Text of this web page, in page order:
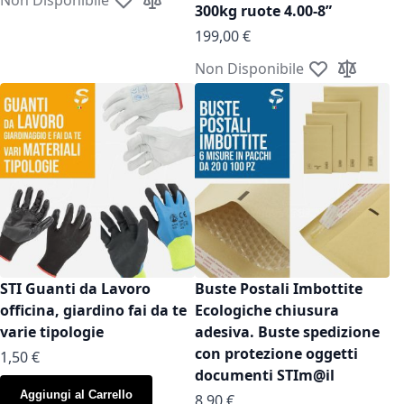
Aggiungi alla lista desideri
Aggiungi al confronto
300kg ruote 4.00-8”
199,00 €
Non Disponibile Aggiungi alla
Aggiungi
STI Guanti da Lavoro
officina, giardino fai da te
varie tipologie
As low as
1,50 €
Aggiungi al Carrello
Buste Postali Imbottite
Ecologiche chiusura
adesiva. Buste spedizione
con protezione oggetti
documenti STIm@il
As low as